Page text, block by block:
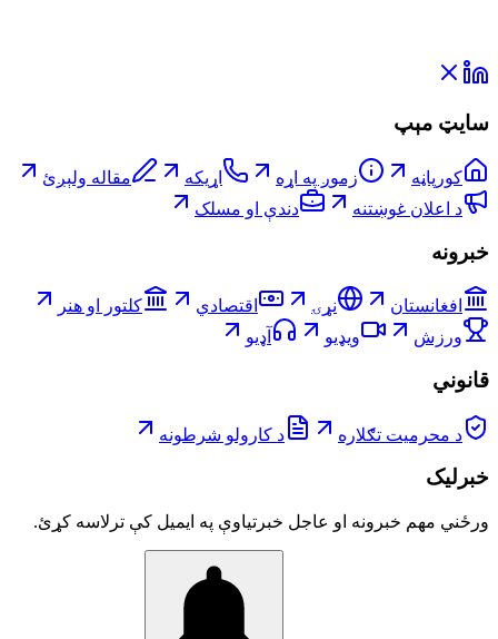
سایټ مېپ
کورپاڼه زموږ په اړه اړیکه
مقاله ولېږئ
د اعلان غوښتنه
دندې او مسلک
خبرونه
افغانستان نړۍ اقتصادي
کلتور او هنر
ورزش
ویډیو آډیو
قانوني
د محرمیت تګلاره د کارولو شرطونه
خبرلیک
ورځني مهم خبرونه او عاجل خبرتیاوې په ایمیل کې ترلاسه کړئ.